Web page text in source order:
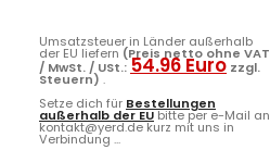
Umsatzsteuer in Länder außerhalb
der EU liefern (Preis netto ohne VAT
/ MwSt. / USt.:54.96 Euro zzgl.
Steuern) .
Setze dich für Bestellungen
außerhalb der EUbitte per e-Mail an
kontakt@yerd.de kurz mit uns in
Verbindung ...